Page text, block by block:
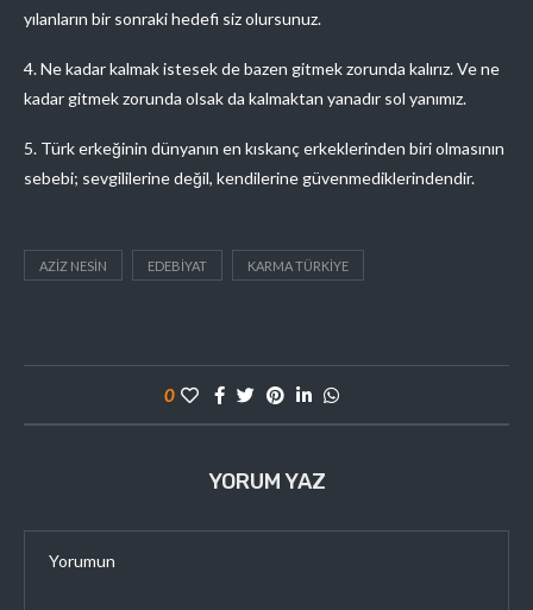
yılanların bir sonraki hedefi siz olursunuz.
4. Ne kadar kalmak istesek de bazen gitmek zorunda kalırız. Ve ne
kadar gitmek zorunda olsak da kalmaktan yanadır sol yanımız.
5. Türk erkeğinin dünyanın en kıskanç erkeklerinden biri olmasının
sebebi; sevgililerine değil, kendilerine güvenmediklerindendir.
AZIZ NESIN EDEBIYAT KARMA TÜRKIYE
0
YORUM YAZ